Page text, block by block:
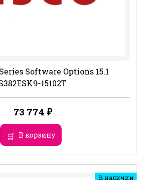
Software Options 15.1
15102T
73 774 ₽
В корзину
В наличии